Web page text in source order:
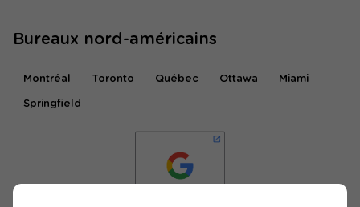
Bureaux nord-américains
Montréal Toronto Québec Ottawa Miami
Springfield